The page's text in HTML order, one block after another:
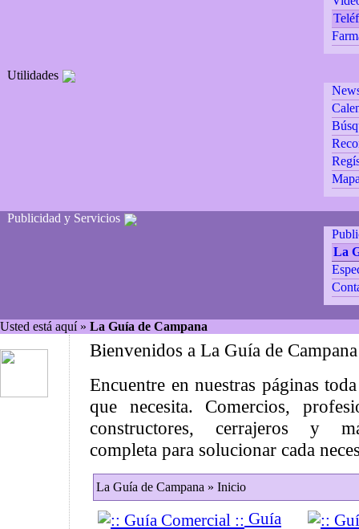
Utilidades
Publicidad y Servicios
La
Usted está aquí » La Guía de Campana
Bienvenidos a La Guía de Campana
Encuentre en nuestras páginas
que necesita. Comercios,
constructores, cerrajeros y
completa para solucionar cada
La Guía de Campana » Inicio
Guía